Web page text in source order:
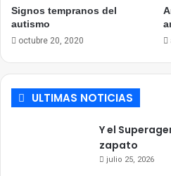
Signos tempranos del
autismo
octubre 20, 2020
ULTIMAS NOTICIAS
Y el
zapato
julio 25, 2026